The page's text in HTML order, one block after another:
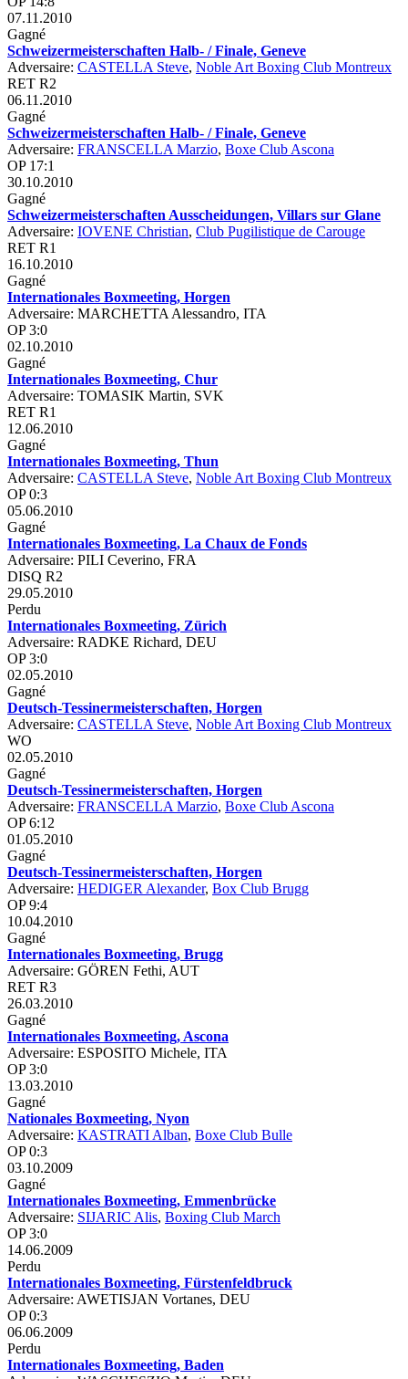
07.11.2010
Gagné
Schweizermeisterschaften Halb- / Finale, Geneve
Adversaire: CASTELLA Steve, Noble Art Boxing Club Montreux
RET R2
06.11.2010
Gagné
Schweizermeisterschaften Halb- / Finale, Geneve
Adversaire: FRANSCELLA Marzio, Boxe Club Ascona
OP 17:1
30.10.2010
Gagné
Schweizermeisterschaften Ausscheidungen, Villars sur Glane
Adversaire: IOVENE Christian, Club Pugilistique de Carouge
RET R1
16.10.2010
Gagné
Internationales Boxmeeting, Horgen
Adversaire: MARCHETTA Alessandro, ITA
OP 3:0
02.10.2010
Gagné
Internationales Boxmeeting, Chur
Adversaire: TOMASIK Martin, SVK
RET R1
12.06.2010
Gagné
Internationales Boxmeeting, Thun
Adversaire: CASTELLA Steve, Noble Art Boxing Club Montreux
OP 0:3
05.06.2010
Gagné
Internationales Boxmeeting, La Chaux de Fonds
Adversaire: PILI Ceverino, FRA
DISQ R2
29.05.2010
Perdu
Internationales Boxmeeting, Zürich
Adversaire: RADKE Richard, DEU
OP 3:0
02.05.2010
Gagné
Deutsch-Tessinermeisterschaften, Horgen
Adversaire: CASTELLA Steve, Noble Art Boxing Club Montreux
WO
02.05.2010
Gagné
Deutsch-Tessinermeisterschaften, Horgen
Adversaire: FRANSCELLA Marzio, Boxe Club Ascona
OP 6:12
01.05.2010
Gagné
Deutsch-Tessinermeisterschaften, Horgen
Adversaire: HEDIGER Alexander, Box Club Brugg
OP 9:4
10.04.2010
Gagné
Internationales Boxmeeting, Brugg
Adversaire: GÖREN Fethi, AUT
RET R3
26.03.2010
Gagné
Internationales Boxmeeting, Ascona
Adversaire: ESPOSITO Michele, ITA
OP 3:0
13.03.2010
Gagné
Nationales Boxmeeting, Nyon
Adversaire: KASTRATI Alban, Boxe Club Bulle
OP 0:3
03.10.2009
Gagné
Internationales Boxmeeting, Emmenbrücke
Adversaire: SIJARIC Alis, Boxing Club March
OP 3:0
14.06.2009
Perdu
Internationales Boxmeeting, Fürstenfeldbruck
Adversaire: AWETISJAN Vortanes, DEU
OP 0:3
06.06.2009
Perdu
Internationales Boxmeeting, Baden